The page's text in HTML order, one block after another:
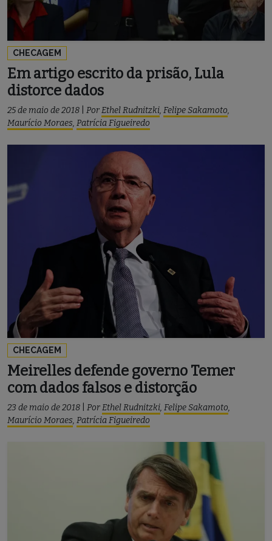
CHECAGEM
Em artigo escrito da prisão, Lula
distorce dados
25 de maio de 2018 PorEthel Rudnitzki, Felipe Sakamoto,
Maurício Moraes, Patrícia Figueiredo
CHECAGEM
Meirelles defende governo Temer
com dados falsos e distorção
23 de maio de 2018 PorEthel Rudnitzki, Felipe Sakamoto,
Maurício Moraes, Patrícia Figueiredo